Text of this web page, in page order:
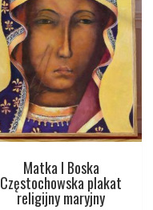
Matka I Boska
Częstochowska plakat
religijny maryjny